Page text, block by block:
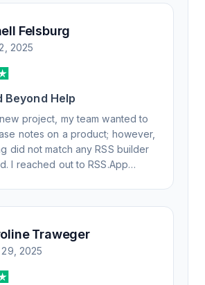
Highly recommend for all your
Our trucking news hub
work without it. Thank you.
Felsburg
2025
Beyond Help
project, my team wanted to
notes on a product; however,
did not match any RSS builder
I reached out to RSS.App
to someone who was
kind, and clearly wanted to
issue. It has been a few
many revisions and direct
my release notes are in a way
Traweger
2025